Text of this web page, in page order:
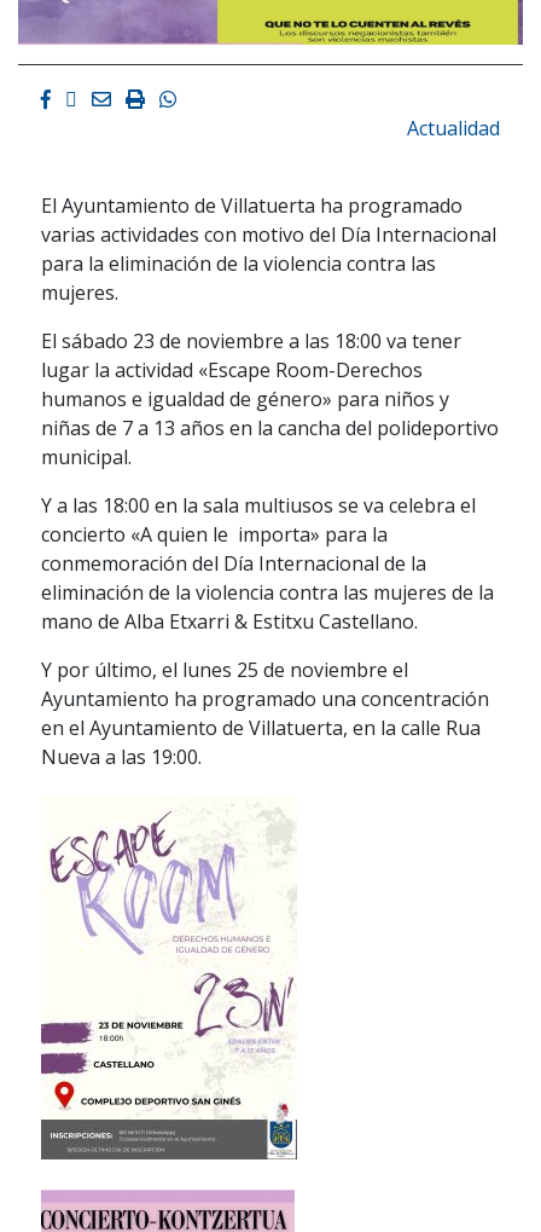
Facebook
Twitter
EmailImprimirWhatsapp
Actualidad
El Ayuntamiento de Villatuerta ha programado
varias actividades con motivo del Día Internacional
para la eliminación de la violencia contra las
mujeres.
El sábado 23 de noviembre a las 18:00 va tener
lugar la actividad «Escape Room-Derechos
humanos e igualdad de género» para niños y
niñas de 7 a 13 años en la cancha del polideportivo
municipal.
Y a las 18:00 en la sala multiusos se va celebra el
concierto «A quien le importa» para la
conmemoración del Día Internacional de la
eliminación de la violencia contra las mujeres de la
mano de Alba Etxarri & Estitxu Castellano.
Y por último, el lunes 25 de noviembre el
Ayuntamiento ha programado una concentración
en el Ayuntamiento de Villatuerta, en la calle Rua
Nueva a las 19:00.